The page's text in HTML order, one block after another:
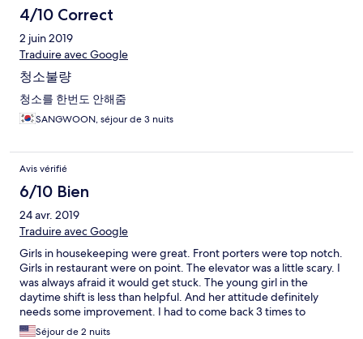
4/10 Correct
2 juin 2019
Traduire avec Google
청소불량
청소를 한번도 안해줌
SANGWOON, séjour de 3 nuits
Avis vérifié
6/10 Bien
24 avr. 2019
Traduire avec Google
Girls in housekeeping were great. Front porters were top notch.
Girls in restaurant were on point. The elevator was a little scary. I
was always afraid it would get stuck. The young girl in the
daytime shift is less than helpful. And her attitude definitely
needs some improvement. I had to come back 3 times to
receive my receipt. And each time she had not written it out yet.
Séjour de 2 nuits